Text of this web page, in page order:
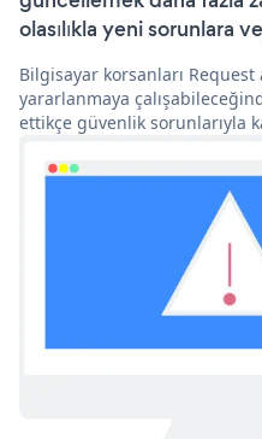
olasılıkla yeni sorunlara
Bilgisayar korsanları
yararlanmaya
ettikçe güvenlik sorunlarıyla